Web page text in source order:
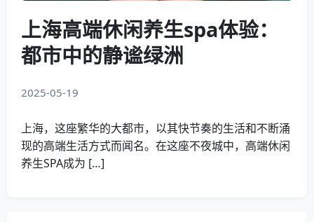
上海高端休闲养生spa体验：
都市中的静谧绿洲
2025-05-19
上海，这座繁华的大都市，以其快节奏的生活和不断涌
现的高端生活方式而闻名。在这座不夜城中，高端休闲
养生SPA成为 […]